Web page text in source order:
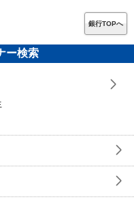
銀行TOPへ
ー検索